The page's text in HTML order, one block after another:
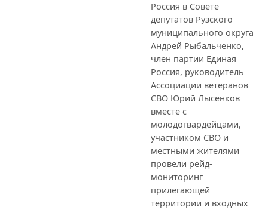
Россия в Совете
депутатов Рузского
муниципального округа
Андрей Рыбальченко,
член партии Единая
Россия, руководитель
Ассоциации ветеранов
СВО Юрий Лысенков
вместе с
молодогвардейцами,
участником СВО и
местными жителями
провели рейд-
мониторинг
прилегающей
территории и входных